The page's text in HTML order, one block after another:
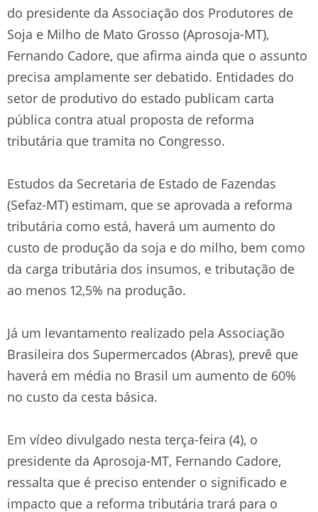
do presidente da Associação dos Produtores de
Soja e Milho de Mato Grosso (Aprosoja-MT),
Fernando Cadore, que afirma ainda que o assunto
precisa amplamente ser debatido. Entidades do
setor de produtivo do estado publicam carta
pública contra atual proposta de reforma
tributária que tramita no Congresso.
Estudos da Secretaria de Estado de Fazendas
(Sefaz-MT) estimam, que se aprovada a reforma
tributária como está, haverá um aumento do
custo de produção da soja e do milho, bem como
da carga tributária dos insumos, e tributação de
ao menos 12,5% na produção.
Já um levantamento realizado pela Associação
Brasileira dos Supermercados (Abras), prevê que
haverá em média no Brasil um aumento de 60%
no custo da cesta básica.
Em vídeo divulgado nesta terça-feira (4), o
presidente da Aprosoja-MT, Fernando Cadore,
ressalta que é preciso entender o significado e
impacto que a reforma tributária trará para o